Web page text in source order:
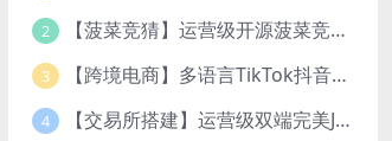
2 【菠菜竞猜】运营级开源菠菜竞猜游戏/番摊玩法/无授权完整数据/带控制/机器人/预设开奖
3 【跨境电商】多语言TikTok抖音免登陆内嵌商城|商家入驻一键铺货
4 【交易所搭建】运营级双端完美JAVA多语言交易所源码/区块链交易所/秒合约交易/币币交易/U本位合约/Ai智能控盘